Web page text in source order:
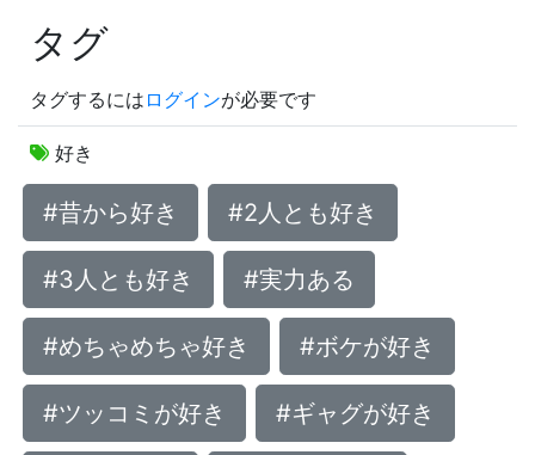
タグ
タグするには ログインが必要です
好き
#昔から好き #2人とも好き
#3人とも好き #実力ある
#めちゃめちゃ好き #ボケが好き
#ツッコミが好き #ギャグが好き